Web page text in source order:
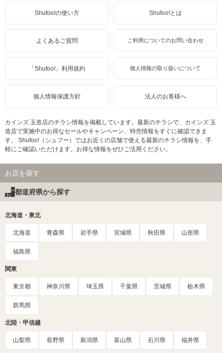
Shufoo!の使い方 Shufoo!とは
よくあるご質問 ご利用についてのお問い合わせ
「Shufoo!」利用規約 個人情報の取り扱いについて
個人情報保護方針 法人のお客様へ
カインズ 玉造店のチラシ情報を掲載しています。最新のチラシで、カインズ 玉
造店で実施中のお得なセールやキャンペーン、特売情報をすぐに確認できま
す。 Shufoo!（シュフー）ではお近くの店舗で使える最新のチラシ情報を、手
軽にご確認いただけます。お得な情報をぜひご活用ください。
お店を探す
都道府県から探す
北海道・東北
北海道 青森県 岩手県 宮城県 秋田県 山形県
福島県
関東
東京都 神奈川県 埼玉県 千葉県 茨城県 栃木県
群馬県
北陸・甲信越
山梨県 長野県 新潟県 富山県 石川県 福井県